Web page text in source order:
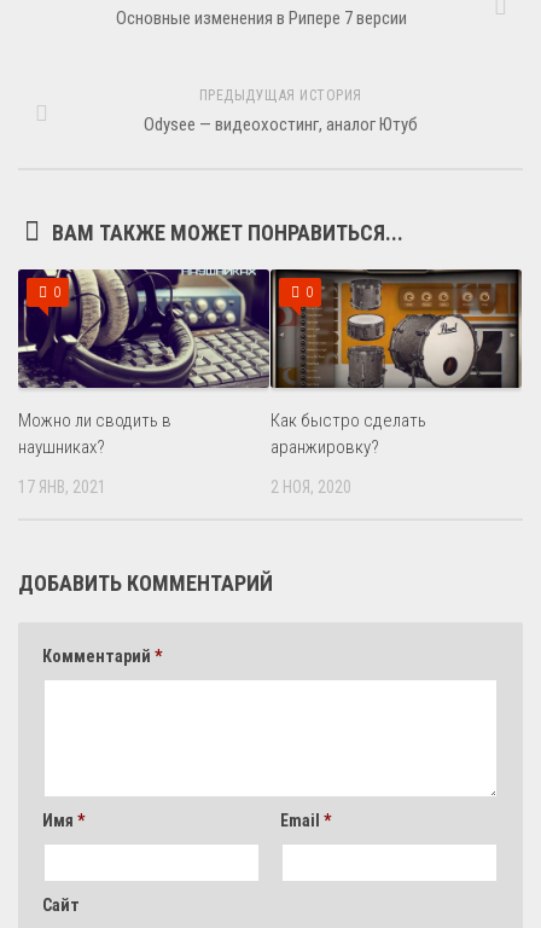
Основные изменения в Рипере 7 версии
ПРЕДЫДУЩАЯ ИСТОРИЯ
Odysee — видеохостинг, аналог Ютуб
ВАМ ТАКЖЕ МОЖЕТ ПОНРАВИТЬСЯ...
0
Можно ли сводить в
наушниках?
17 ЯНВ, 2021
0
Как быстро сделать
аранжировку?
2 НОЯ, 2020
ДОБАВИТЬ КОММЕНТАРИЙ
Комментарий *
Имя * Email *
Сайт